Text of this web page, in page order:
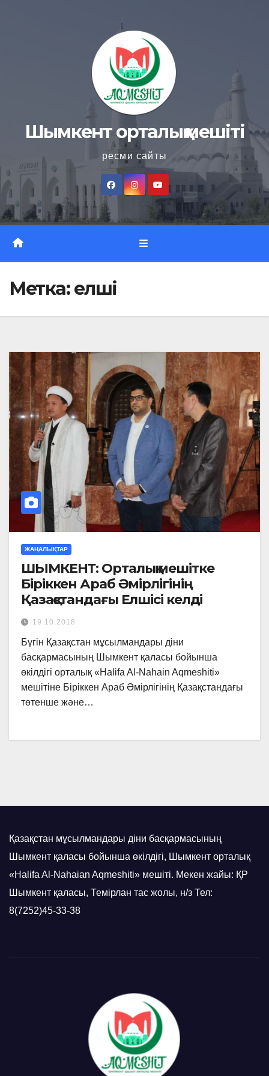
Шымкент орталық мешіті
ресми сайты
Метка:елші
ЖАҢАЛЫҚТАР
ШЫМКЕНТ: Орталық мешітке
Біріккен Араб Әмірлігінің
Қазақстандағы Елшісі келді
19.10.2018
Бүгін Қазақстан мұсылмандары діни
басқармасының Шымкент қаласы бойынша
өкілдігі орталық «Halifa Al-Nahain Aqmeshiti»
мешітіне Біріккен Араб Әмірлігінің Қазақстандағы
төтенше және…
Қазақстан мұсылмандары діни басқармасының
Шымкент қаласы бойынша өкілдігі, Шымкент орталық
«Halifa Al-Nahaian Aqmeshiti» мешіті. Мекен жайы: ҚР
Шымкент қаласы, Темірлан тас жолы, н/з Тел:
8(7252)45-33-38